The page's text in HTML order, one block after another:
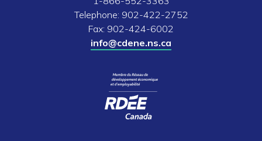
Telephone: 902-422-2752
Fax: 902-424-6002
info@cdene.ns.ca